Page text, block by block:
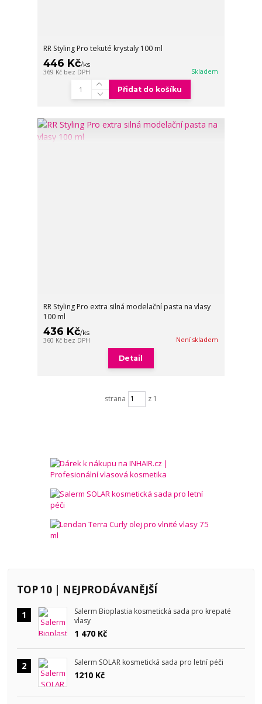
RR Styling Pro tekuté krystaly 100 ml
446 Kč/ks
369 Kč bez DPH Skladem
Přidat do košíku
RR Styling Pro extra silná modelační pasta na vlasy
100 ml
436 Kč/ks
360 Kč bez DPH Není skladem
Detail
strana z 1
TOP 10 | NEJPRODÁVANĚJŠÍ
1
Salerm Bioplastia kosmetická sada pro krepaté
vlasy
1 470 Kč
2 Salerm SOLAR kosmetická sada pro letní péči
1210 Kč